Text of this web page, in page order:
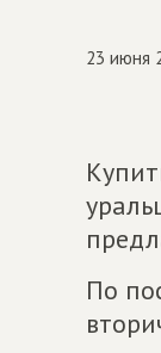
23 июня
По